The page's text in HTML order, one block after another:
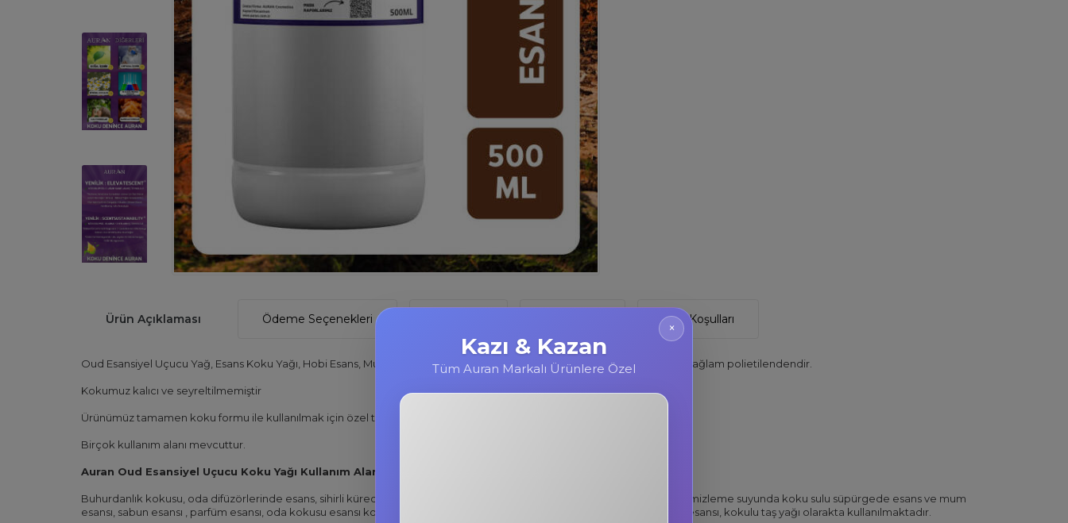
Ürün Açıklaması Ödeme Seçenekleri İade Koşulları
Oud Esansiyel Uçucu Yağ, Esans Koku Yağı, Hobi Esans, Mum, Sabun, Oda Kokusu 500 ML şişede gelmektedir. Şişemiz sağlam polietilendendir.
Kokumuz kalıcı ve seyreltilmemiştir
Ürünümüz tamamen koku formu ile kullanılmak için özel tasarlanmıştır.
Birçok kullanım alanı mevcuttur.
Auran Oud Esansiyel Uçucu Koku Yağı Kullanım Alanları:
Buhurdanlık kokusu, oda difüzörlerinde esans, sihirli kürede esans solüsyonu, hava nemlendiricilerde esans koku, yer temizleme suyunda koku sulu süpürgede esans ve mum
esansı, sabun esansı , parfüm esansı, oda kokusu esansı koku yağı, bambu oda kokusu esansı, oto kokusu esansı, sabun esansı, kokulu taş yağı olarakta kullanılmaktadır.
×
Kazı & Kazan
Tüm Auran Markalı Ürünlere Özel